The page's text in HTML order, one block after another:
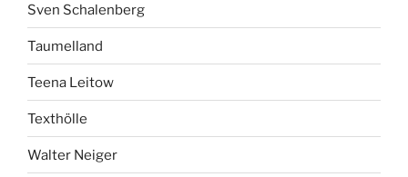
Sven Schalenberg
Taumelland
Teena Leitow
Texthölle
Walter Neiger